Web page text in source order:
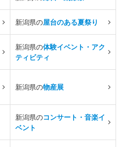
新潟県の屋台のある夏祭り
新潟県の体験イベント・アク
ティビティ
新潟県の物産展
新潟県のコンサート・音楽イ
ベント